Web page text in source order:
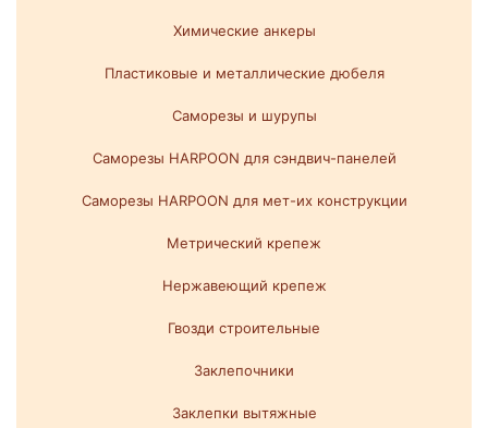
Химические анкеры
Пластиковые и металлические дюбеля
Саморезы и шурупы
Саморезы HARPOON для сэндвич-панелей
Саморезы HARPOON для мет-их конструкции
Метрический крепеж
Нержавеющий крепеж
Гвозди строительные
Заклепочники
Заклепки вытяжные